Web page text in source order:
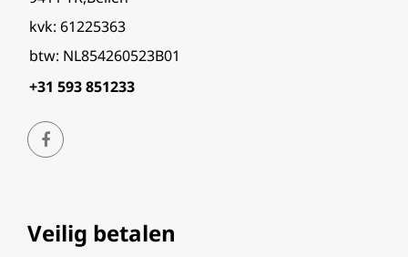
kvk: 61225363
btw: NL854260523B01
+31 593 851233
Veilig betalen